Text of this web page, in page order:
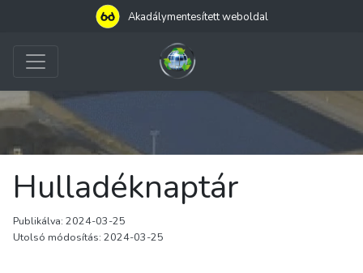
Akadálymentesített weboldal
Hulladéknaptár
Publikálva: 2024-03-25
Utolsó módosítás: 2024-03-25